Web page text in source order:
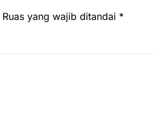
Ruas yang wajib ditandai *